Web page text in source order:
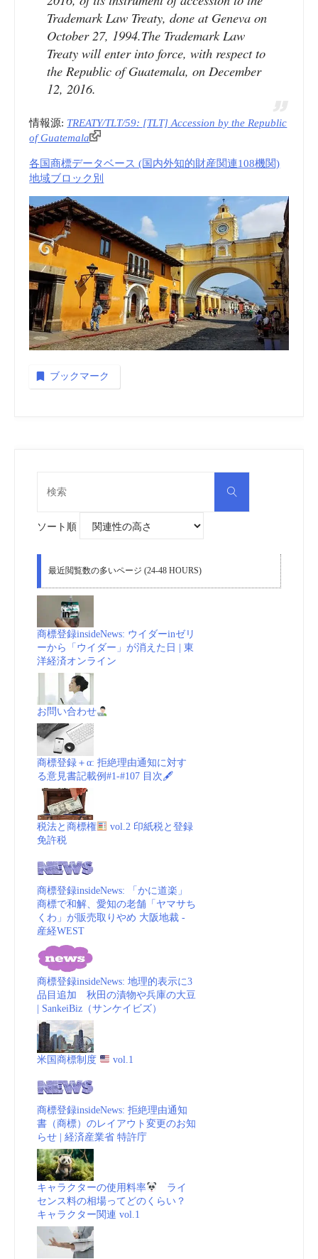
録
局
Trademark Law Treaty, done at Geneva on
October 27, 1994.The Trademark Law
Treaty will enter into force, with respect to
the Republic of Guatemala, on December
12, 2016.
情報源: TREATY/TLT/59: [TLT] Accession by the Republic
of Guatemala
各国商標データベース (国内外知的財産関連108機関)
地域ブロック別
ブックマーク
検
ソート順
最近閲覧数の多いページ (24-48 HOURS)
商標登録insideNews: ウイダーinゼリ
ーから「ウイダー」が消えた日 | 東
洋経済オンライン
お問い合わせ
商標登録＋α: 拒絶理由通知に対す
る意見書記載例#1-#107 目次🖋
税法と商標権
vol.2 印紙税と登録
免許税
商標登録insideNews: 「かに道楽」
商標で和解、愛知の老舗「ヤマサち
くわ」が販売取りやめ 大阪地裁 -
産経WEST
商標登録insideNews: 地理的表示に3
品目追加 秋田の漬物や兵庫の大豆
| SankeiBiz（サンケイビズ）
米国商標制度 vol.1
商標登録insideNews: 拒絶理由通知
書（商標）のレイアウト変更のお知
らせ | 経済産業省 特許庁
キャラクターの使用料率
ライ
センス料の相場ってどのくらい？
キャラクター関連 vol.1